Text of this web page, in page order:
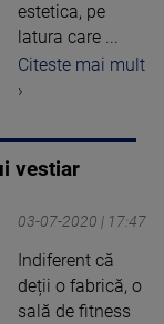
estetica, pe
latura care ...
Citeste mai mult
›
vestiar
03-07-2020 | 17:47
Indiferent că
deții o fabrică, o
sală de fitness